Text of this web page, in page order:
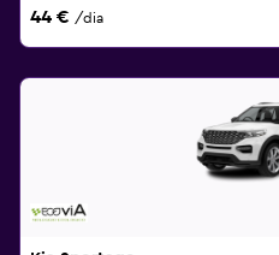
44 € /dia